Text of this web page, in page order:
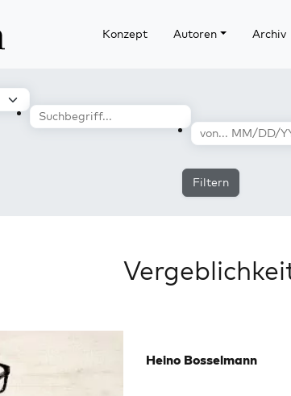
Konzept Autoren Archiv
Filtern
Heino Bosselmann